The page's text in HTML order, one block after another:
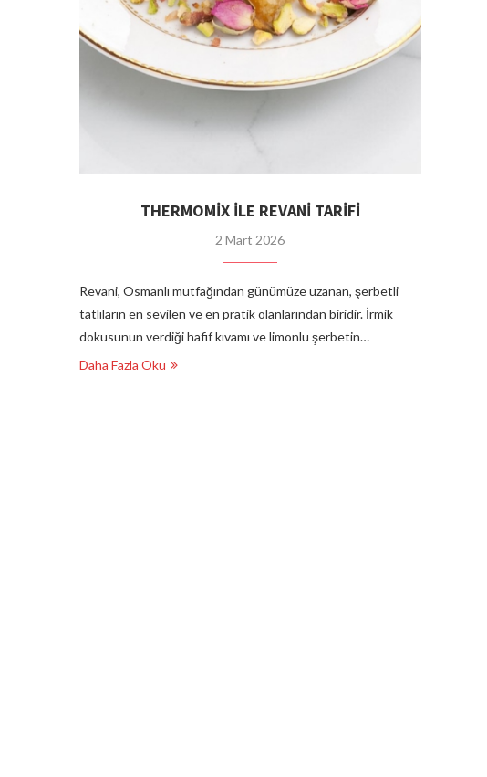
THERMOMİX İLE REVANİ TARİFİ
2 Mart 2026
Revani, Osmanlı mutfağından günümüze uzanan, şerbetli
tatlıların en sevilen ve en pratik olanlarından biridir. İrmik
dokusunun verdiği hafif kıvamı ve limonlu şerbetin…
Daha Fazla Oku